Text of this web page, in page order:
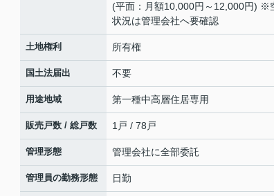
(平面：月額10,000円～12,000円) ※
状況は管理会社へ要確認
土地権利 所有権
国土法届出 不要
用途地域 第一種中高層住居専用
販売戸数 / 総戸数 1戸 / 78戸
管理形態 管理会社に全部委託
管理員の勤務形態 日勤